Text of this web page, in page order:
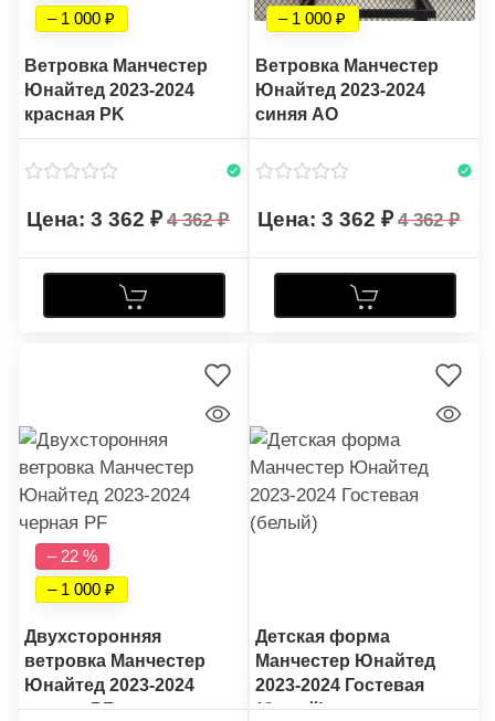
– 1 000
Ветровка Манчестер
Юнайтед 2023-2024
красная PK
3 362 4 362
– 1 000
Ветровка Манчестер
Юнайтед 2023-2024
синяя AO
3 362 4 362
– 22 %
– 1 000
Двухсторонняя
ветровка Манчестер
Юнайтед 2023-2024
черная PF
Детская форма
Манчестер Юнайтед
2023-2024 Гостевая
(белый)